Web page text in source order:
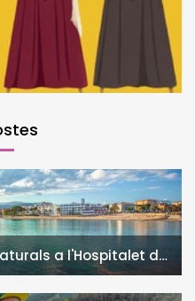
a l'Hospitalet de
de Llors